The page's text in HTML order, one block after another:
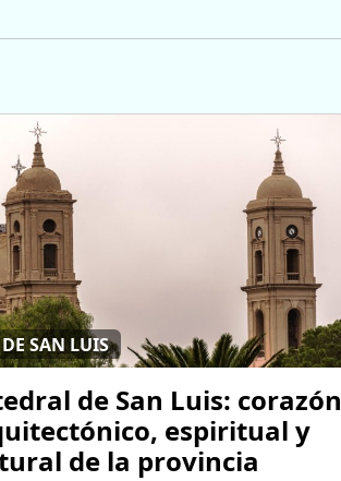
SAN LUIS
de San Luis: corazón
espiritual y
de la provincia